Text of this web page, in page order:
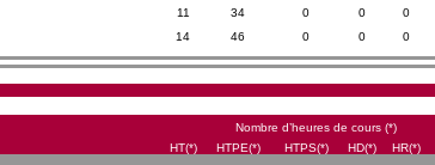
11 34 0 0 0
14 46 0 0 0
Nombre d’heures de cours (*)
HT(*)
HTPE(*) HTPS(*) HD(*) HR(*)